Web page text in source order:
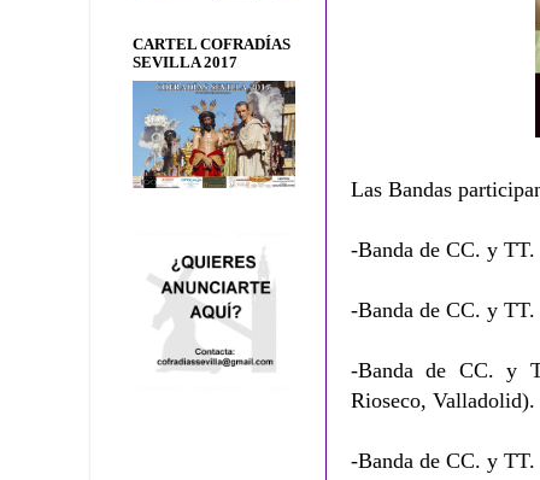
Las Bandas
-Banda de CC. y
-Banda de CC. y
-Banda de CC. y
Rioseco, Valladolid).
-Banda de CC. y
CARTEL COFRADÍAS
SEVILLA 2017